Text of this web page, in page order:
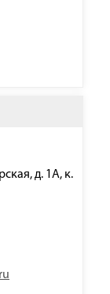
д. 1А, к.